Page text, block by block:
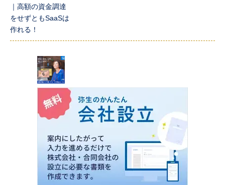
｜高額の資金調達
をせずともSaaSは
作れる！